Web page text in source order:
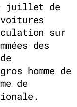
juillet de
sur
des
homme de
de